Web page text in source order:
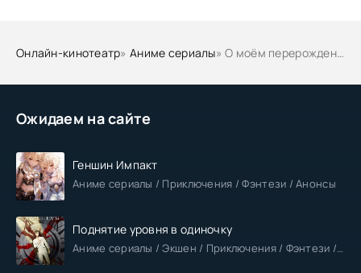
Ожидаем на сайте
Геншин Импакт
Аниме сериалы / Приключения / Фэнтези / Анонсы
Поднятие уровня в одиночку
Аниме сериалы / Экшен / Приключения / Фэнтези / Анонсы
Онлайн-кинотеатр»Аниме сериалы» О моём перерождении в слизь [ТВ-2, второй сезон]